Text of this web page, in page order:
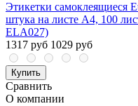
Этикетки самоклеящиеся
штука на листе А4, 100
ELA027)
1317 руб 1029 руб
Купить
Сравнить
О компании